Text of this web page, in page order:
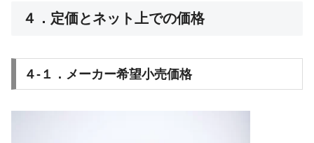
４．定価とネット上での価格
４-１．メーカー希望小売価格